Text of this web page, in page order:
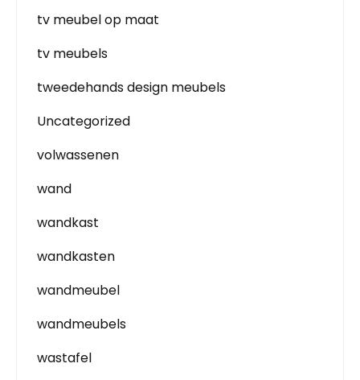
tv meubel op maat
tv meubels
tweedehands design meubels
Uncategorized
volwassenen
wand
wandkast
wandkasten
wandmeubel
wandmeubels
wastafel